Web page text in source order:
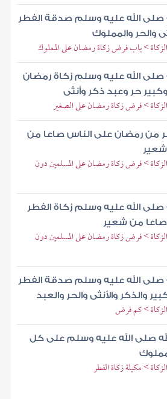
صلى الله عليه وسلم صدقة الفطر
والحر والمملوك
> باب فرض زكاة رمضان على المملوك
الله عليه وسلم زكاة رمضان
حر وعبد ذكر وأنثى
> فرض زكاة رمضان على الصغير
من رمضان على الناس صاعا من
شعير
> فرض زكاة رمضان على المسلمين دون
الله عليه وسلم زكاة الفطر
صاعا من شعير
> فرض زكاة رمضان على المسلمين دون
صلى الله عليه وسلم صدقة الفطر
والذكر والأنثى والحر والعبد
> كم فرض
صلى الله عليه وسلم على كل
> مكيلة زكاة الفطر